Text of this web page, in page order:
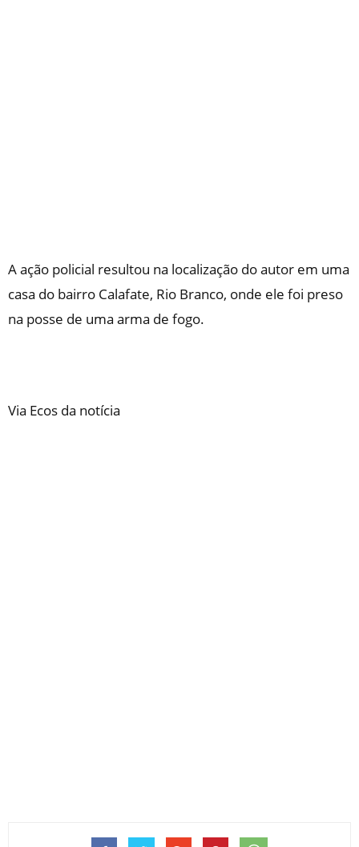
A ação policial resultou na localização do autor em uma
casa do bairro Calafate, Rio Branco, onde ele foi preso
na posse de uma arma de fogo.
Via Ecos da notícia